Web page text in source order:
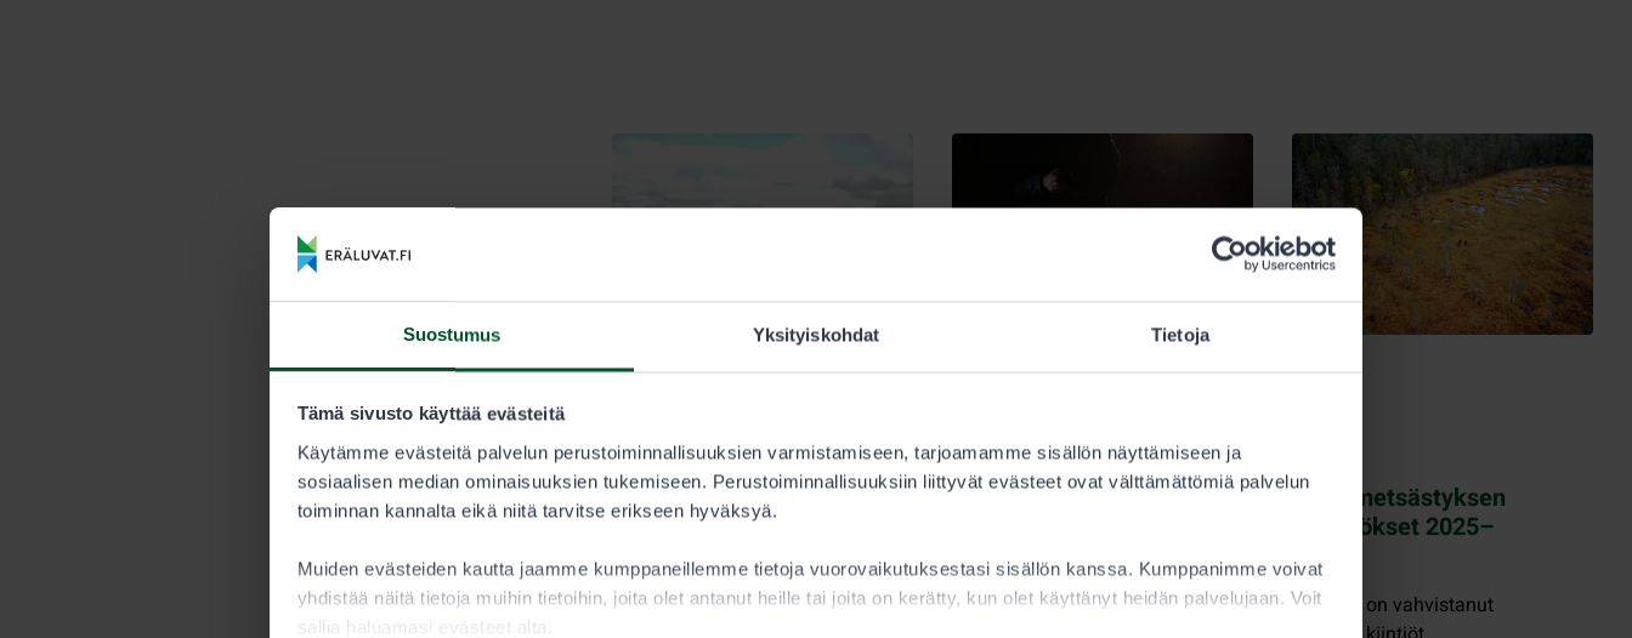
Suostumus Yksityiskohdat Tietoja
Tämä sivusto käyttää evästeitä
Käytämme evästeitä palvelun perustoiminnallisuuksien varmistamiseen, tarjoamamme sisällön näyttämiseen ja
sosiaalisen median ominaisuuksien tukemiseen. Perustoiminnallisuuksiin liittyvät evästeet ovat välttämättömiä palvelun
toiminnan kannalta eikä niitä tarvitse erikseen hyväksyä.
Muiden evästeiden kautta jaamme kumppaneillemme tietoja vuorovaikutuksestasi sisällön kanssa. Kumppanimme voivat
yhdistää näitä tietoja muihin tietoihin, joita olet antanut heille tai joita on kerätty, kun olet käyttänyt heidän palvelujaan. Voit
sallia haluamasi evästeet alta.
4.6.2025
Metsästys
Metsästyksen saalisjätteet
voivat koitua naalin
kohtaloksi
Jos olet hankkimassa
Erävalvonta Metsästys
Mediatiedote: Poliisi tutkii
tapahtunutta törkeää
metsästysrikosta
Kuulutus: metsästyksen
kiintiöpäätökset 2025–
2028
Metsähallitus on vahvistanut